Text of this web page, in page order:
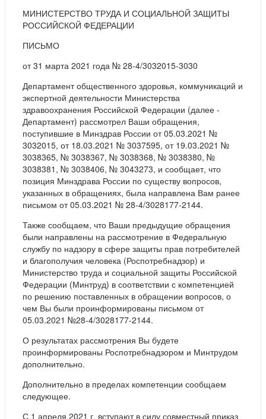
МИНИСТЕРСТВО ТРУДА И СОЦИАЛЬНОЙ ЗАЩИТЫ
РОССИЙСКОЙ ФЕДЕРАЦИИ
ПИСЬМО
от 31 марта 2021 года № 28-4/3032015-3030
Департамент общественного здоровья, коммуникаций и
экспертной деятельности Министерства
здравоохранения Российской Федерации (далее -
Департамент) рассмотрел Ваши обращения,
поступившие в Минздрав России от 05.03.2021 №
3032015, от 18.03.2021 № 3037595, от 19.03.2021 №
3038365, № 3038367, № 3038368, № 3038380, №
3038381, № 3038406, № 3043273, и сообщает, что
позиция Минздрава России по существу вопросов,
указанных в обращениях, была направлена Вам ранее
письмом от 05.03.2021 № 28-4/3028177-2144.
Также сообщаем, что Ваши предыдущие обращения
были направлены на рассмотрение в Федеральную
службу по надзору в сфере защиты прав потребителей
и благополучия человека (Роспотребнадзор) и
Министерство труда и социальной защиты Российской
Федерации (Минтруд) в соответствии с компетенцией
по решению поставленных в обращении вопросов, о
чем Вы были проинформированы письмом от
05.03.2021 №28-4/3028177-2144.
О результатах рассмотрения Вы будете
проинформированы Роспотребнадзором и Минтрудом
дополнительно.
Дополнительно в пределах компетенции сообщаем
следующее.
С 1 апреля 2021 г. вступают в силу совместный приказ